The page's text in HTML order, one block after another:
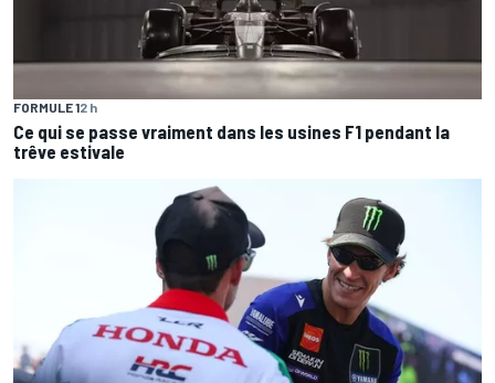
FORMULE 12 h
Ce qui se passe vraiment dans les usines F1 pendant la
trêve estivale